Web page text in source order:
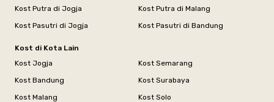
Kost Putra di Jogja
Kost Putra di Malang
Kost Pasutri di Jogja
Kost Pasutri di Bandung
Kost di Kota Lain
Kost Jogja
Kost Semarang
Kost Bandung
Kost Surabaya
Kost Malang
Kost Solo